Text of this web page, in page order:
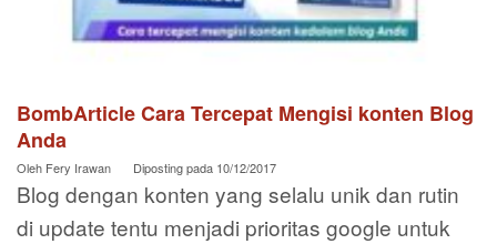
BombArticle Cara Tercepat Mengisi konten Blog
Anda
Oleh Fery Irawan Diposting pada 10/12/2017
Blog dengan konten yang selalu unik dan rutin
di update tentu menjadi prioritas google untuk